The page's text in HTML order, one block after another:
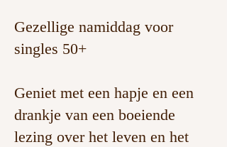
Gezellige namiddag voor
singles 50+
Geniet met een hapje en een
drankje van een boeiende
lezing over het leven en het